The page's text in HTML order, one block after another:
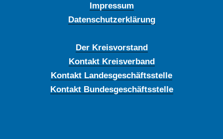
Impressum
Datenschutzerklärung
Der Kreisvorstand
Kontakt Kreisverband
Kontakt Landesgeschäftsstelle
Kontakt Bundesgeschäftsstelle